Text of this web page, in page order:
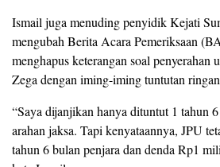
Ismail juga menuding penyidik Kejati
mengubah Berita Acara Pemeriksaan
menghapus keterangan soal penyerahan
Zega dengan iming-iming tuntutan
“Saya dijanjikan hanya dituntut 1 tahun
arahan jaksa. Tapi kenyataannya, JPU
tahun 6 bulan penjara dan denda Rp1